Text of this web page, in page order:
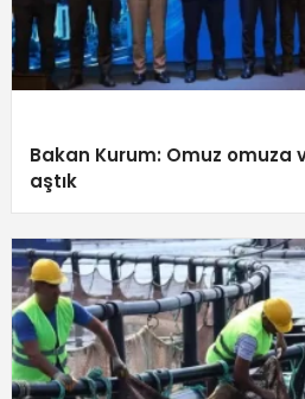
Bakan Kurum: Omuz omuza
aştık